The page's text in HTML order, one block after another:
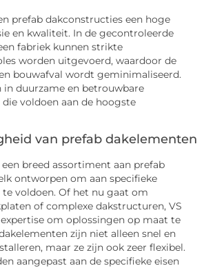
prefab dakconstructies een hoge
en kwaliteit. In de gecontroleerde
fabriek kunnen strikte
worden uitgevoerd, waardoor de
bouwafval wordt geminimaliseerd.
duurzame en betrouwbare
voldoen aan de hoogste
van prefab dakelementen
breed assortiment aan prefab
ontworpen om aan specifieke
voldoen. Of het nu gaat om
of complexe dakstructuren, VS
om oplossingen op maat te
zijn niet alleen snel en
maar ze zijn ook zeer flexibel.
aangepast aan de specifieke eisen